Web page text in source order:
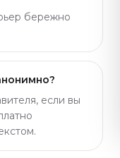
бережно
если вы